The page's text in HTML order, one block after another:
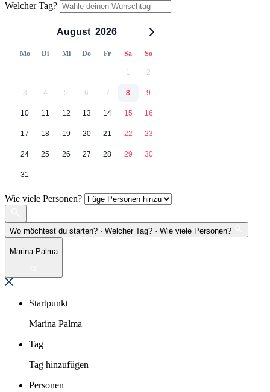
Welcher Tag?
August 2026
Mo Di Mi Do Fr Sa So
1 2
3 4 5 6 7 8 9
10 11 12 13 14 15 16
17 18 19 20 21 22 23
24 25 26 27 28 29 30
31
Wie viele Personen?
Wo möchtest du starten? · Welcher Tag? · Wie viele Personen?
Marina Palma
Startpunkt
Marina Palma
Tag
Tag hinzufügen
Personen